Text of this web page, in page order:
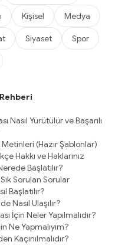
Kişisel Medya
Siyaset Spor
Nasıl Yürütülür ve Başarılı
(Hazır Şablonlar)
Hakkı ve Haklarınız
Başlatılır?
Sorulan Sorular
Başlatılır?
Nasıl Ulaşılır?
İçin Neler Yapılmalıdır?
Ne Yapmalıyım?
Kaçınılmalıdır?